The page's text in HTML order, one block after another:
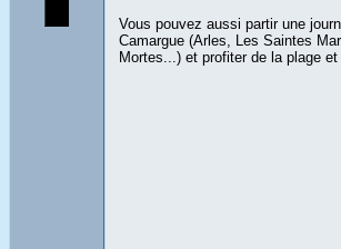
Vous pouvez aussi partir une
Camargue (Arles, Les Saintes
Mortes...) et profiter de la plage et